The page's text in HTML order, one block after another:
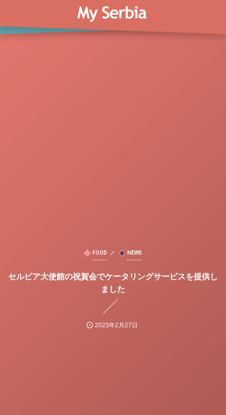
FOOD NEWS
セルビア大使館の祝賀会でケータリングサービスを提供し
ました
2023年2月27日